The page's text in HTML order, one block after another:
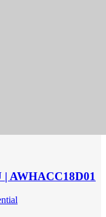
| AWHACC18D01